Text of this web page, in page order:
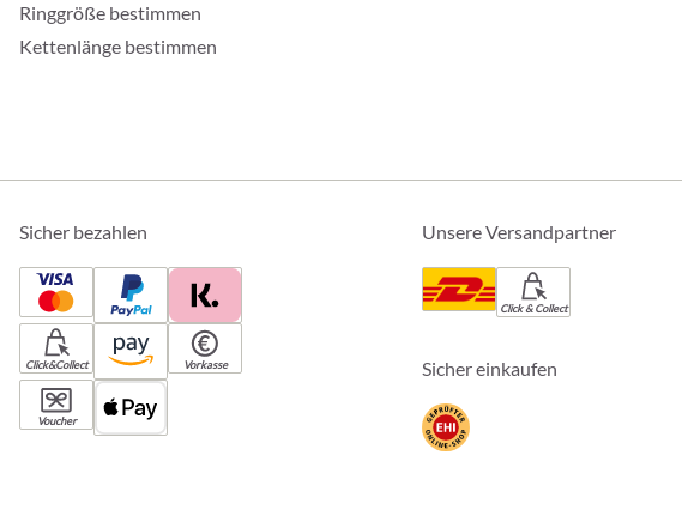
Ringgröße bestimmen
Kettenlänge bestimmen
Sicher bezahlen
Click&Collect Vorkasse
Voucher
Unsere Versandpartner
Click & Collect
Sicher einkaufen